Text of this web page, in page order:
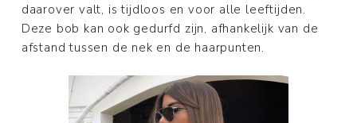
daarover valt, is tijdloos en voor alle leeftijden.
Deze bob kan ook gedurfd zijn, afhankelijk van de
afstand tussen de nek en de haarpunten.